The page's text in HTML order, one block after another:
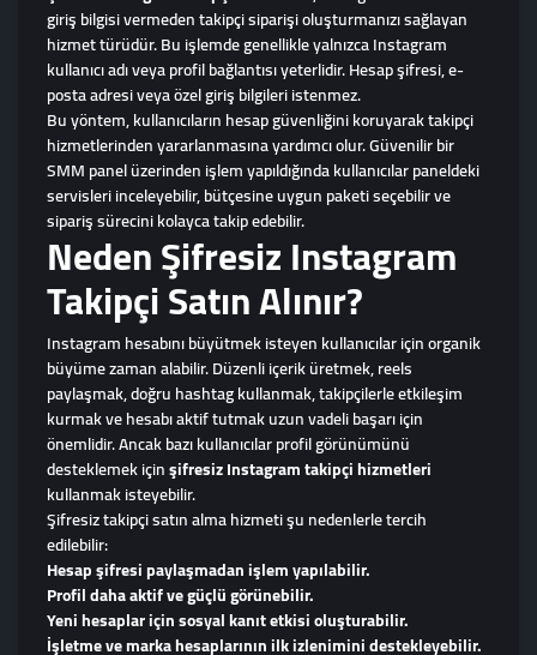
giriş bilgisi vermeden takipçi siparişi oluşturmanızı sağlayan
hizmet türüdür. Bu işlemde genellikle yalnızca Instagram
kullanıcı adı veya profil bağlantısı yeterlidir. Hesap şifresi, e-
posta adresi veya özel giriş bilgileri istenmez.
Bu yöntem, kullanıcıların hesap güvenliğini koruyarak takipçi
hizmetlerinden yararlanmasına yardımcı olur. Güvenilir bir
SMM panel üzerinden işlem yapıldığında kullanıcılar paneldeki
servisleri inceleyebilir, bütçesine uygun paketi seçebilir ve
sipariş sürecini kolayca takip edebilir.
Neden Şifresiz Instagram
Takipçi Satın Alınır?
Instagram hesabını büyütmek isteyen kullanıcılar için organik
büyüme zaman alabilir. Düzenli içerik üretmek, reels
paylaşmak, doğru hashtag kullanmak, takipçilerle etkileşim
kurmak ve hesabı aktif tutmak uzun vadeli başarı için
önemlidir. Ancak bazı kullanıcılar profil görünümünü
desteklemek içinşifresiz Instagram takipçi hizmetleri
kullanmak isteyebilir.
Şifresiz takipçi satın alma hizmeti şu nedenlerle tercih
edilebilir:
Hesap şifresi paylaşmadan işlem yapılabilir.
Profil daha aktif ve güçlü görünebilir.
Yeni hesaplar için sosyal kanıt etkisi oluşturabilir.
İşletme ve marka hesaplarının ilk izlenimini destekleyebilir.